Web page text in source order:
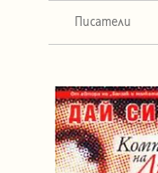
Писатели